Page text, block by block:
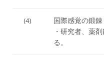
(4)
国際感覚の鍛錬
・研究者、薬
る。